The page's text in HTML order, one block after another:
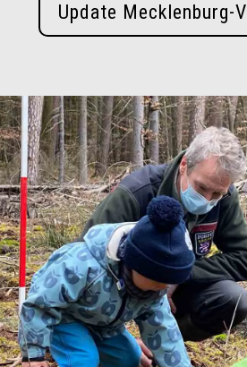
Update Mecklenburg-